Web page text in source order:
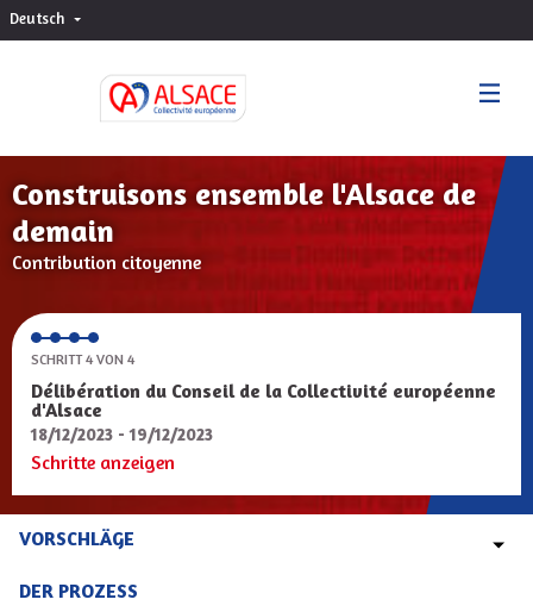
Deutsch Choisir la langue
Construisons ensemble l'Alsace de
demain
Contribution citoyenne
SCHRITT 4 VON 4
Délibération du Conseil de la Collectivité européenne
d'Alsace
18/12/2023 - 19/12/2023
Schritte anzeigen
VORSCHLÄGE
DER PROZESS